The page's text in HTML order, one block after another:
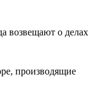
возвещают о делах
производящие